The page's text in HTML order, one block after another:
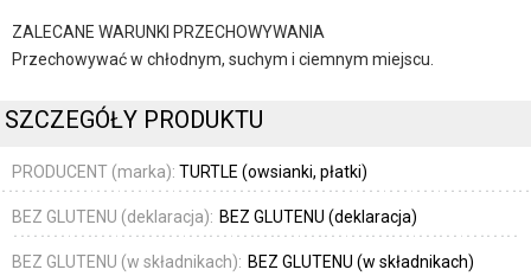
ZALECANE WARUNKI PRZECHOWYWANIA
Przechowywać w chłodnym, suchym i ciemnym miejscu.
SZCZEGÓŁY PRODUKTU
PRODUCENT (marka): TURTLE (owsianki, płatki)
BEZ GLUTENU (deklaracja): BEZ GLUTENU (deklaracja)
BEZ GLUTENU (w składnikach): BEZ GLUTENU (w składnikach)